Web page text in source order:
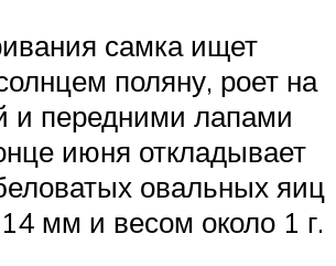
самка ищет
поляну, роет на
и передними лапами
июня откладывает
овальных яиц
мм и весом около 1 г.